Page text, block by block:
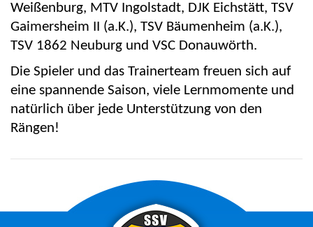
Weißenburg, MTV Ingolstadt, DJK Eichstätt, TSV
Gaimersheim II (a.K.), TSV Bäumenheim (a.K.),
TSV 1862 Neuburg und VSC Donauwörth.
Die Spieler und das Trainerteam freuen sich auf
eine spannende Saison, viele Lernmomente und
natürlich über jede Unterstützung von den
Rängen!